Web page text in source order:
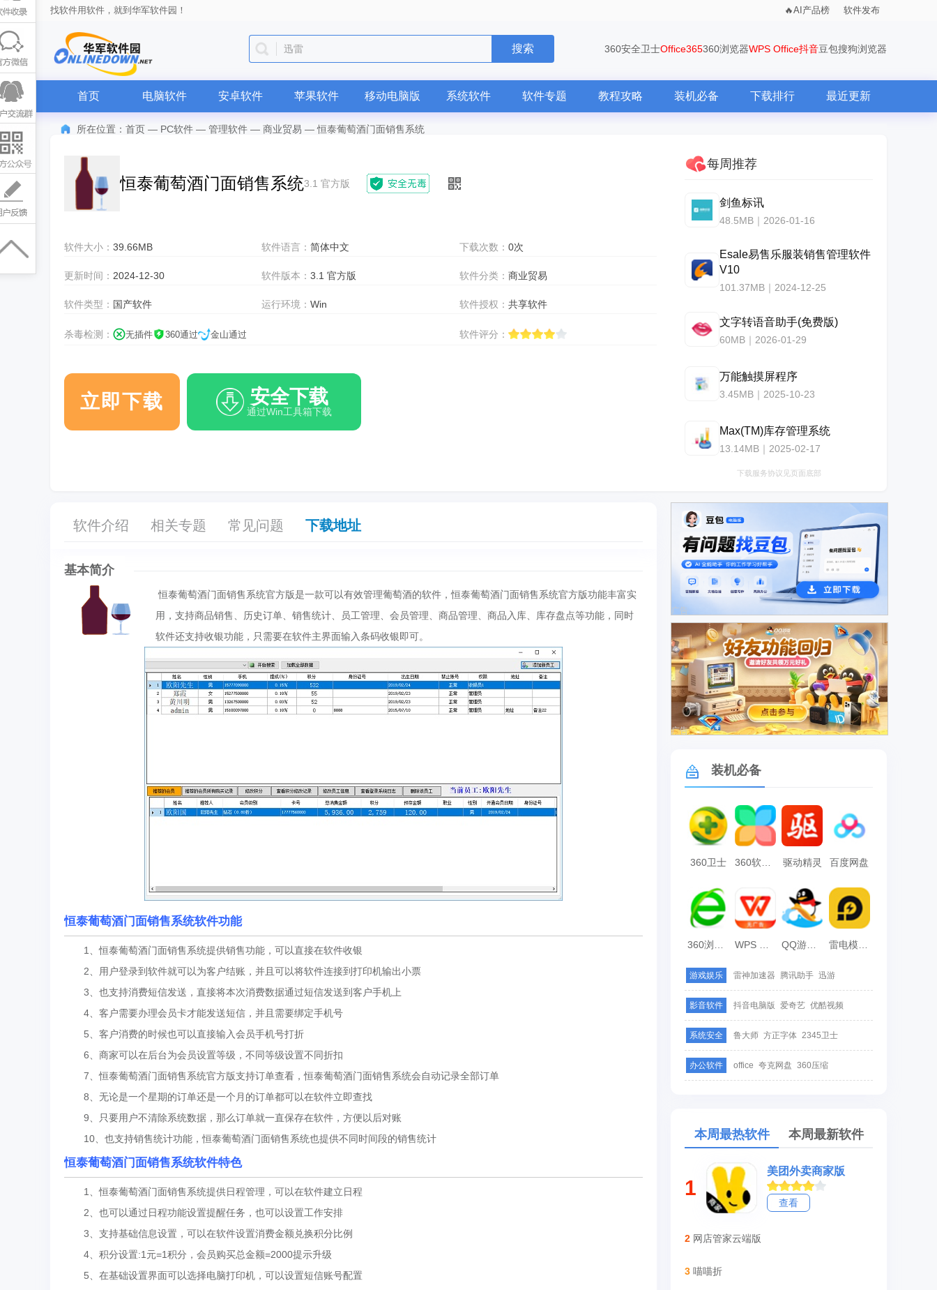
找软件用软件，就到华军软件园！ AI产品榜 软件发布
抖音 搜索 360安全卫士Office365360浏览器WPS Office抖音豆包搜狗浏览器
首页 电脑软件 安卓软件 苹果软件 移动电脑版 系统软件 软件专题 教程攻略 装机必备 下载排行 最近更新
所在位置： 首页 — PC软件 — 管理软件 — 商业贸易 —恒泰葡萄酒门面销售系统
恒泰葡萄酒门面销售系统3.1 官方版
软件大小： 39.66MB 软件语言：简体中文 下载次数： 0次
更新时间： 2024-12-30 软件版本：3.1 官方版 软件分类： 商业贸易
软件类型： 国产软件 运行环境：Win 软件授权： 共享软件
杀毒检测： 无插件 360通过 金山通过 软件评分：
立即下载 安全下载
通过Win工具箱下载
每周推荐
剑鱼标讯
48.5MB｜2026-01-16
Esale易售乐服装销售管理软件
V10
101.37MB｜2024-12-25
文字转语音助手(免费版)
60MB｜2026-01-29
万能触摸屏程序
3.45MB｜2025-10-23
Max(TM)库存管理系统
13.14MB｜2025-02-17
下载服务协议见页面底部
软件介绍 相关专题 常见问题 下载地址
基本简介
恒泰葡萄酒门面销售系统官方版是一款可以有效管理葡萄酒的软件，恒泰葡萄酒门面销售系统官方版功能丰富实
用，支持商品销售、历史订单、销售统计、员工管理、会员管理、商品管理、商品入库、库存盘点等功能，同时
软件还支持收银功能，只需要在软件主界面输入条码收银即可。
恒泰葡萄酒门面销售系统软件功能
1、恒泰葡萄酒门面销售系统提供销售功能，可以直接在软件收银
2、用户登录到软件就可以为客户结账，并且可以将软件连接到打印机输出小票
3、也支持消费短信发送，直接将本次消费数据通过短信发送到客户手机上
4、客户需要办理会员卡才能发送短信，并且需要绑定手机号
5、客户消费的时候也可以直接输入会员手机号打折
6、商家可以在后台为会员设置等级，不同等级设置不同折扣
7、恒泰葡萄酒门面销售系统官方版支持订单查看，恒泰葡萄酒门面销售系统会自动记录全部订单
8、无论是一个星期的订单还是一个月的订单都可以在软件立即查找
9、只要用户不清除系统数据，那么订单就一直保存在软件，方便以后对账
10、也支持销售统计功能，恒泰葡萄酒门面销售系统也提供不同时间段的销售统计
恒泰葡萄酒门面销售系统软件特色
1、恒泰葡萄酒门面销售系统提供日程管理，可以在软件建立日程
2、也可以通过日程功能设置提醒任务，也可以设置工作安排
3、支持基础信息设置，可以在软件设置消费金额兑换积分比例
4、积分设置:1元=1积分，会员购买总金额=2000提示升级
5、在基础设置界面可以选择电脑打印机，可以设置短信账号配置
广告
广告
装机必备
360卫士 360软件管家 驱动精灵 百度网盘
雷电模拟器
游戏娱乐 雷神加速器 腾讯助手 迅游
影音软件 抖音电脑版 爱奇艺 优酷视频
系统安全 鲁大师 方正字体 2345卫士
办公软件 office 夸克网盘 360压缩
本周最热软件 本周最新软件
1
美团外卖商家版
查看
2 网店管家云端版
3 喵喵折